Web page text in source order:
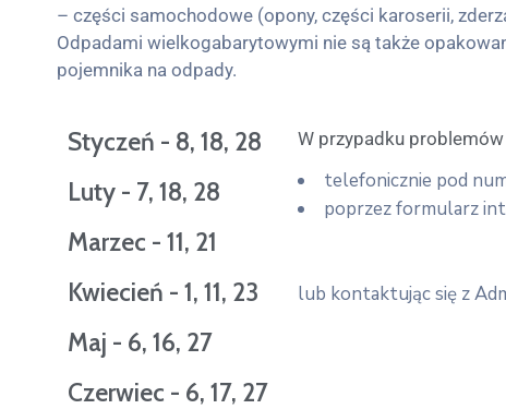
– części samochodowe (opony, części karoserii,
Odpadami wielkogabarytowymi nie są także
pojemnika na odpady.
Styczeń - 8, 18, 28
Luty - 7, 18, 28
Marzec - 11, 21
Kwiecień - 1, 11, 23
Maj - 6, 16, 27
Czerwiec - 6, 17, 27
W przypadku
telefonicznie pod
poprzez formularz
lub kontaktując się z